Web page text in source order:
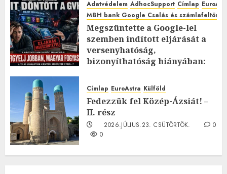
Adatvédelem AdhocSupport Címlap
MBH bank Google Csalás és
Megszüntette a Google-lel
szemben indított eljárását a
versenyhatóság,
bizonyíthatóság hiányában:
2026.JÚLIUS.23. CSÜTÖRTÖK.
0
Címlap EuroAstra Külföld
Fedezzük fel Közép-Ázsiát! –
II. rész
2026.JÚLIUS.23. CSÜTÖRTÖK.
0
0